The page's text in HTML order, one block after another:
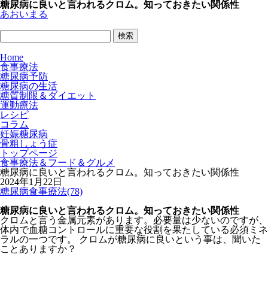
糖尿病に良いと言われるクロム。知っておきたい関係性
あおいまる
Home
食事療法
糖尿病予防
糖尿病の生活
糖質制限＆ダイエット
運動療法
レシピ
コラム
妊娠糖尿病
骨粗しょう症
トップページ
食事療法＆フード＆グルメ
糖尿病に良いと言われるクロム。知っておきたい関係性
2024年1月22日
糖尿病食事療法(78)
糖尿病に良いと言われるクロム。知っておきたい関係性
クロムと言う金属元素があります。必要量は少ないのですが、
体内で血糖コントロールに重要な役割を果たしている必須ミネ
ラルの一つです。 クロムが糖尿病に良いという事は、聞いた
ことありますか？